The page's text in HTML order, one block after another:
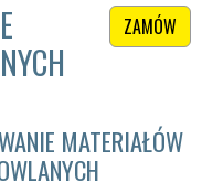
ZAMÓW
MATERIAŁÓW